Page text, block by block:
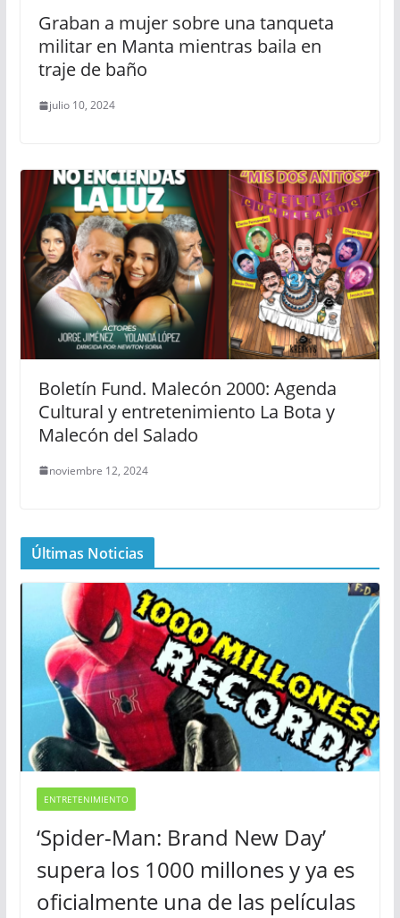
Graban a mujer sobre una tanqueta
militar en Manta mientras baila en
traje de baño
julio 10, 2024
Boletín Fund. Malecón 2000: Agenda
Cultural y entretenimiento La Bota y
Malecón del Salado
noviembre 12, 2024
Últimas Noticias
ENTRETENIMIENTO
‘Spider-Man: Brand New Day’
supera los 1000 millones y ya es
oficialmente una de las películas